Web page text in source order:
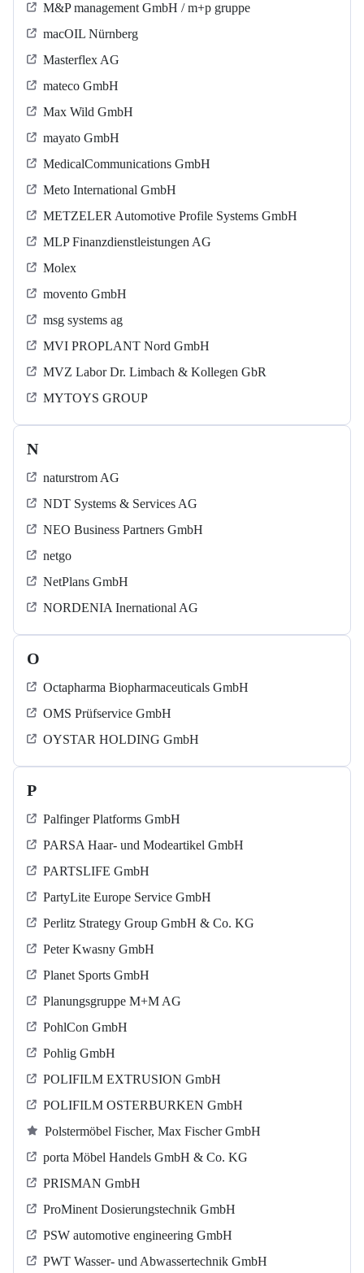
M&P management GmbH / m+p gruppe
macOIL Nürnberg
Masterflex AG
mateco GmbH
Max Wild GmbH
mayato GmbH
MedicalCommunications GmbH
Meto International GmbH
METZELER Automotive Profile Systems GmbH
MLP Finanzdienstleistungen AG
Molex
movento GmbH
msg systems ag
MVI PROPLANT Nord GmbH
MVZ Labor Dr. Limbach & Kollegen GbR
MYTOYS GROUP
N
naturstrom AG
NDT Systems & Services AG
NEO Business Partners GmbH
netgo
NetPlans GmbH
NORDENIA Inernational AG
O
Octapharma Biopharmaceuticals GmbH
OMS Prüfservice GmbH
OYSTAR HOLDING GmbH
P
Palfinger Platforms GmbH
PARSA Haar- und Modeartikel GmbH
PARTSLIFE GmbH
PartyLite Europe Service GmbH
Perlitz Strategy Group GmbH & Co. KG
Peter Kwasny GmbH
Planet Sports GmbH
Planungsgruppe M+M AG
PohlCon GmbH
Pohlig GmbH
POLIFILM EXTRUSION GmbH
POLIFILM OSTERBURKEN GmbH
Polstermöbel Fischer, Max Fischer GmbH
porta Möbel Handels GmbH & Co. KG
PRISMAN GmbH
ProMinent Dosierungstechnik GmbH
PSW automotive engineering GmbH
PWT Wasser- und Abwassertechnik GmbH